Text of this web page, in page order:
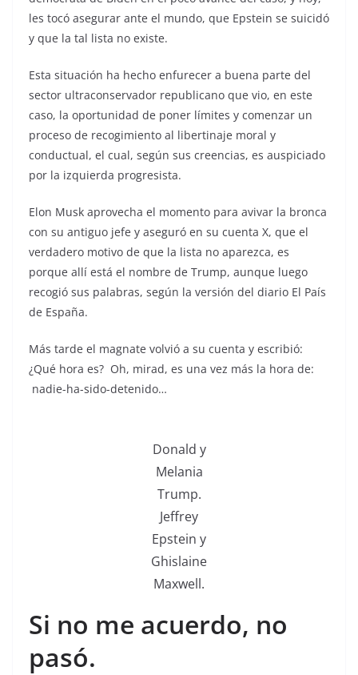
les tocó asegurar ante el mundo, que Epstein se suicidó
y que la tal lista no existe.
Esta situación ha hecho enfurecer a buena parte del
sector ultraconservador republicano que vio, en este
caso, la oportunidad de poner límites y comenzar un
proceso de recogimiento al libertinaje moral y
conductual, el cual, según sus creencias, es auspiciado
por la izquierda progresista.
Elon Musk aprovecha el momento para avivar la bronca
con su antiguo jefe y aseguró en su cuenta X, que el
verdadero motivo de que la lista no aparezca, es
porque allí está el nombre de Trump, aunque luego
recogió sus palabras, según la versión del diario El País
de España.
Más tarde el magnate volvió a su cuenta y escribió:
¿Qué hora es? Oh, mirad, es una vez más la hora de:
nadie-ha-sido-detenido…
Donald y
Melania
Trump.
Jeffrey
Epstein y
Ghislaine
Maxwell.
Si no me acuerdo, no
pasó.